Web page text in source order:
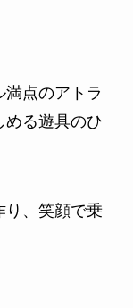
点のアトラ
める遊具のひ
り、笑顔で乗